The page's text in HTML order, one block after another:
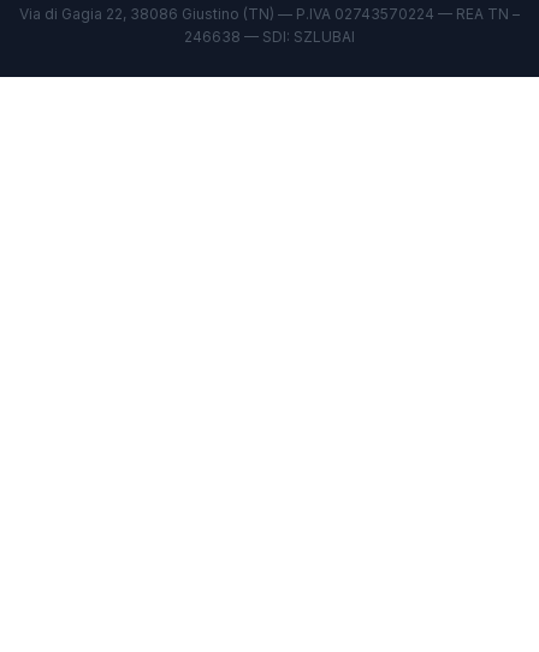
Via di Gagia 22, 38086 Giustino (TN) — P.IVA 02743570224 — REA TN –
246638 — SDI: SZLUBAI